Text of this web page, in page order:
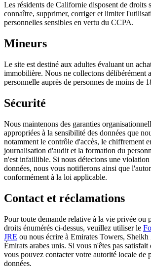
Les résidents de Californie disposent de droits
connaître, supprimer, corriger et limiter
personnelles sensibles en vertu du CCPA.
Mineurs
Le site est destiné aux adultes évaluant un
immobilière. Nous ne collectons délibérément
personnelle auprès de personnes de moins de
Sécurité
Nous maintenons des garanties
appropriées à la sensibilité des données que
notamment le contrôle d'accès, le chiffrement
journalisation d'audit et la formation du
n'est infaillible. Si nous détectons une
données, nous vous notifierons ainsi que
conformément à la loi applicable.
Contact et réclamations
Pour toute demande relative à la vie privée ou
droits énumérés ci-dessus, veuillez utiliser le
JRE ou nous écrire à Emirates Towers,
Émirats arabes unis. Si vous n'êtes pas satisfait
vous pouvez contacter votre autorité locale de
données.